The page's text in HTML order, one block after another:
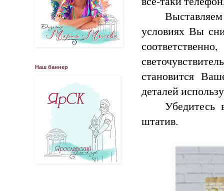
условиях Вы
становится
деталей
Убедитесь
штатив.
Наш баннер